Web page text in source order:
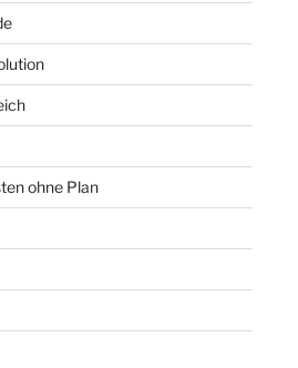
ohne Plan